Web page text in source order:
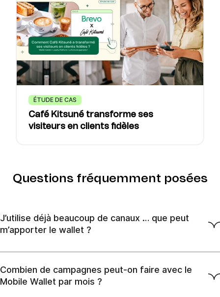
ÉTUDE DE CAS
Café Kitsuné transforme ses
visiteurs en clients fidèles
Questions fréquemment posées
J’utilise déjà beaucoup de canaux … que peut
m’apporter le wallet ?
Le trafic aujourd’hui est principalement mobile. Les marques
doivent donc trouver de nouveaux moyens pour attirer le
client sur ses canaux mobiles. Mais encore faut-il avoir du
reach et de la rétention client ! Le wallet mobile prend alors
Combien de campagnes peut-on faire avec le
Mobile Wallet par mois ?